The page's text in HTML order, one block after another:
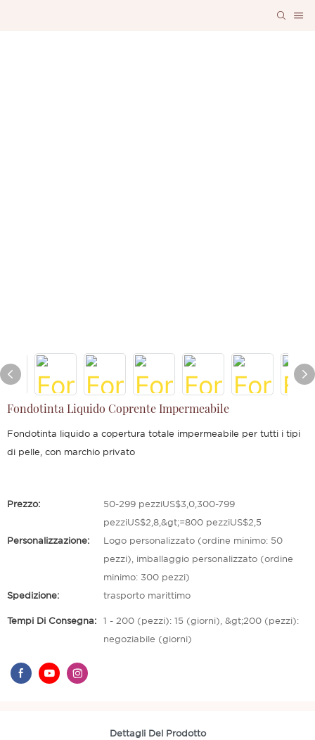
Fondotinta Liquido Coprente Impermeabile
Fondotinta liquido a copertura totale impermeabile per tutti i tipi
di pelle, con marchio privato
Prezzo: 50-299 pezziUS$3,0,300-799
pezziUS$2,8,&gt;=800 pezziUS$2,5
Personalizzazione: Logo personalizzato (ordine minimo: 50
pezzi), imballaggio personalizzato (ordine
minimo: 300 pezzi)
Spedizione: trasporto marittimo
Tempi Di Consegna: 1 - 200 (pezzi): 15 (giorni), &gt;200 (pezzi):
negoziabile (giorni)
Dettagli Del Prodotto